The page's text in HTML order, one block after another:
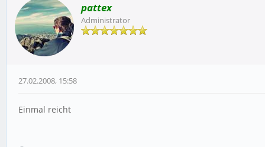
pattex
Administrator
27.02.2008, 15:58
Einmal reicht